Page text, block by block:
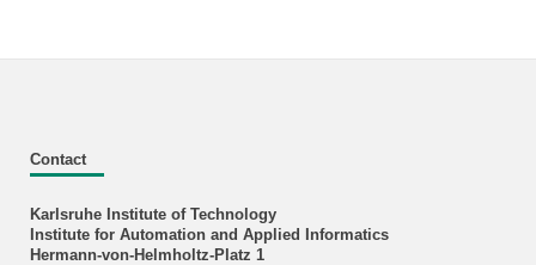
Contact
Karlsruhe Institute of Technology
Institute for Automation and Applied Informatics
Hermann-von-Helmholtz-Platz 1